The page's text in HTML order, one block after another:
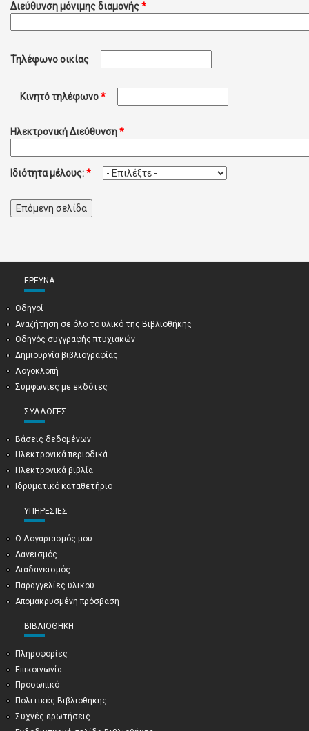
Διεύθυνση μόνιμης διαμονής*
Τηλέφωνο οικίας
Κινητό τηλέφωνο*
Ηλεκτρονική Διεύθυνση*
Ιδιότητα μέλους:*
ΈΡΕΥΝΑ
Οδηγοί
Αναζήτηση σε όλο το υλικό της Βιβλιοθήκης
Οδηγός συγγραφής πτυχιακών
Δημιουργία βιβλιογραφίας
Λογοκλοπή
Συμφωνίες με εκδότες
ΣΥΛΛΟΓΈΣ
Βάσεις δεδομένων
Ηλεκτρονικά περιοδικά
Ηλεκτρονικά βιβλία
Ιδρυματικό καταθετήριο
ΥΠΗΡΕΣΊΕΣ
Ο Λογαριασμός μου
Δανεισμός
Διαδανεισμός
Παραγγελίες υλικού
Απομακρυσμένη πρόσβαση
ΒΙΒΛΙΟΘΉΚΗ
Πληροφορίες
Επικοινωνία
Προσωπικό
Πολιτικές Βιβλιοθήκης
Συχνές ερωτήσεις